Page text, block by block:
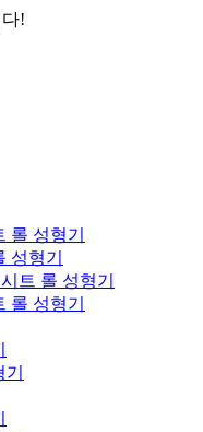
!
롤 성형기
성형기
트 롤 성형기
롤 성형기